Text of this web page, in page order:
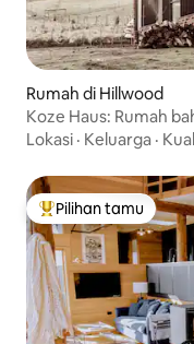
Rumah di Hillwood
Koze Haus: Rumah
Lokasi · Keluarga ·
Pilihan tamu
Pilihan tamu